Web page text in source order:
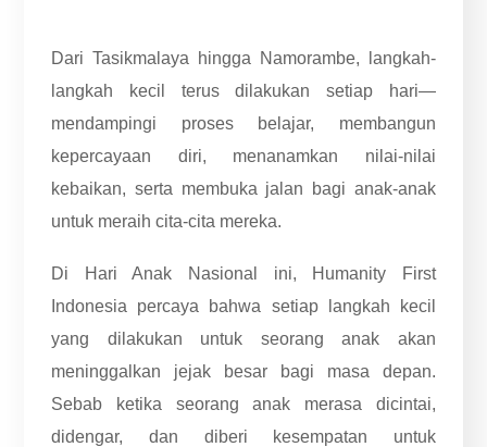
Dari Tasikmalaya hingga Namorambe, langkah-
langkah kecil terus dilakukan setiap hari—
mendampingi proses belajar, membangun
kepercayaan diri, menanamkan nilai-nilai
kebaikan, serta membuka jalan bagi anak-anak
untuk meraih cita-cita mereka.
Di Hari Anak Nasional ini, Humanity First
Indonesia percaya bahwa setiap langkah kecil
yang dilakukan untuk seorang anak akan
meninggalkan jejak besar bagi masa depan.
Sebab ketika seorang anak merasa dicintai,
didengar, dan diberi kesempatan untuk